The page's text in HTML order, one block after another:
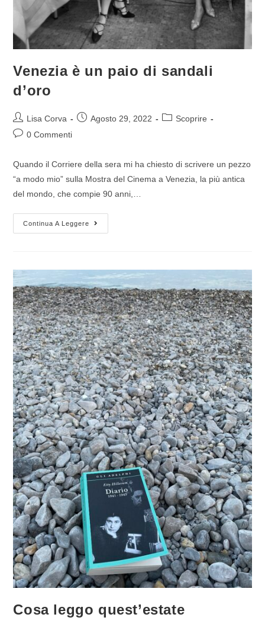
Venezia è un paio di sandali
d’oro
Lisa Corva Agosto 29, 2022
Scoprire
0 Commenti
Quando il Corriere della sera mi ha chiesto di scrivere un pezzo
“a modo mio” sulla Mostra del Cinema a Venezia, la più antica
del mondo, che compie 90 anni,…
Continua A Leggere
Cosa leggo quest’estate